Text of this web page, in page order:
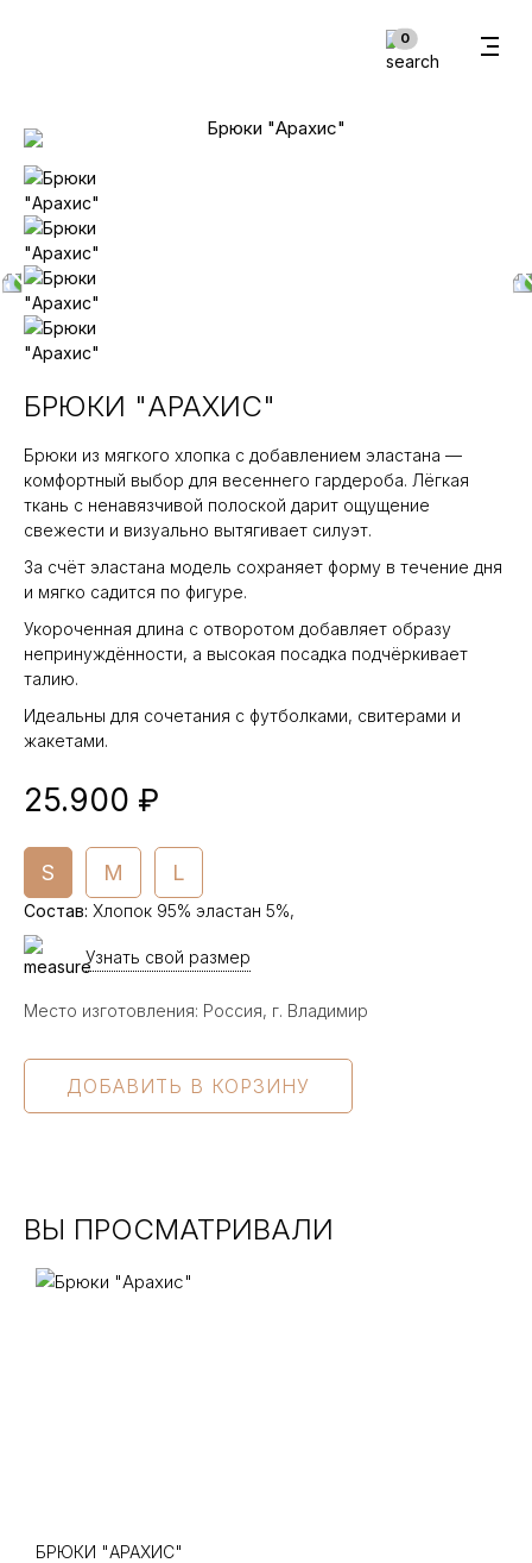
0В корзину
БРЮКИ "АРАХИС"
Брюки из мягкого хлопка с добавлением эластана —
комфортный выбор для весеннего гардероба. Лёгкая
ткань с ненавязчивой полоской дарит ощущение
свежести и визуально вытягивает силуэт.
За счёт эластана модель сохраняет форму в течение дня
и мягко садится по фигуре.
Укороченная длина с отворотом добавляет образу
непринуждённости, а высокая посадка подчёркивает
талию.
Идеальны для сочетания с футболками, свитерами и
жакетами.
25.900 ₽
S M L
Состав: Хлопок 95% эластан 5%,
Узнать свой размер
Место изготовления: Россия, г. Владимир
ВЫ ПРОСМАТРИВАЛИ
БРЮКИ "АРАХИС"